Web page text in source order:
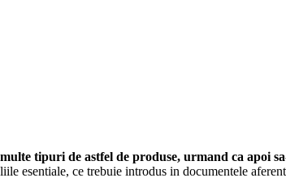
tipuri de astfel de produse, urmand ca apoi
esentiale, ce trebuie introdus in documentele